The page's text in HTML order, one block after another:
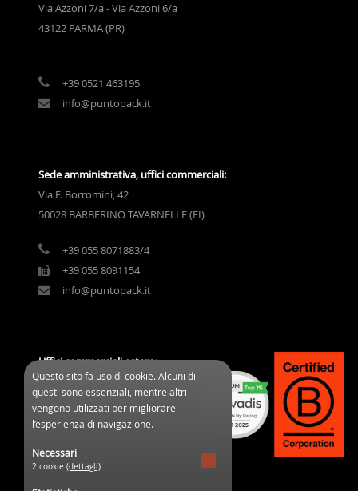
Via Azzoni 7/a - Via Azzoni 6/a
43122 PARMA (PR)
+39 0521 463195
info@puntopack.it
Sede amministrativa, uffici commerciali:
Via F. Borromini, 42
50028 BARBERINO TAVARNELLE (FI)
+39 055 8071883/4
+39 055 8091154
info@puntopack.it
Uffici commerciali estero:
3 Cours des Clos Durs
03800 Gannat (France)
commercial@ppifrance.com
Questo sito fa uso di cookie. Alcuni di
questi sono essenziali, mentre altri
vengono utilizzati per migliorare
l’esperienza di navigazione.
Necessari
2 cookie (dettagli)